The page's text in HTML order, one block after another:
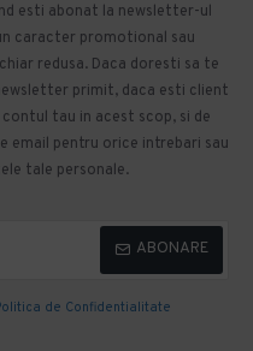
esti abonat la newsletter-ul
caracter promotional sau
redusa. Daca doresti sa te
primit, daca esti client
tau in acest scop, si de
email pentru orice intrebari sau
tale personale.
ABONARE
de Confidentialitate